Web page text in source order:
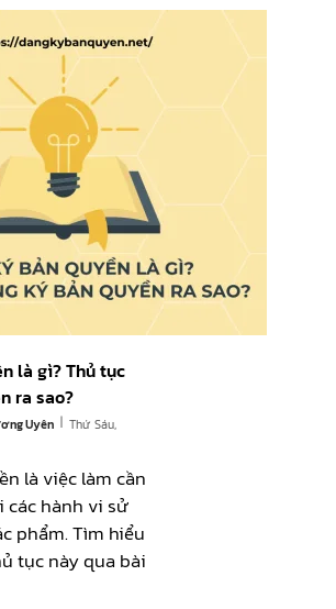
là gì? Thủ tục
ra sao?
Uyên | Thứ Sáu,
là việc làm cần
các hành vi sử
phẩm. Tìm hiểu
tục này qua bài